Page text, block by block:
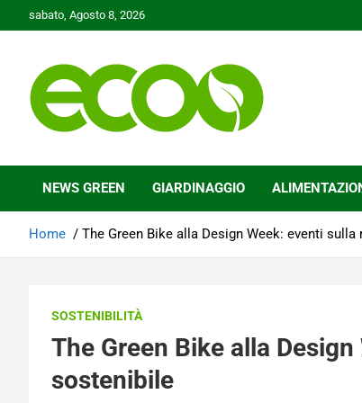
to
sabato, Agosto 8, 2026
Ecoo.it
NEWS GREEN GIARDINAGGIO
Home The Green Bike alla Design Week: eventi
SOSTENIBILITÀ
The Green Bike alla
sostenibile